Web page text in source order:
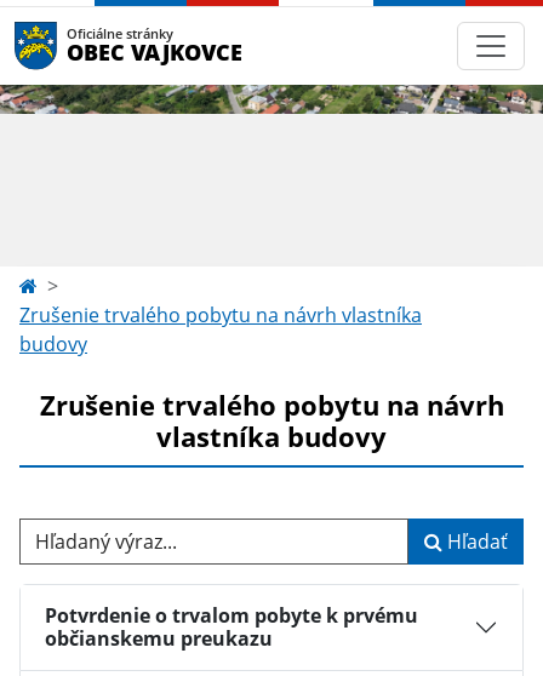
Oficiálne stránky
OBEC VAJKOVCE
Zrušenie trvalého pobytu na návrh vlastníka
budovy
Zrušenie trvalého pobytu na návrh
vlastníka budovy
Hľadaný výraz... Hľadať
Potvrdenie o trvalom pobyte k prvému
občianskemu preukazu